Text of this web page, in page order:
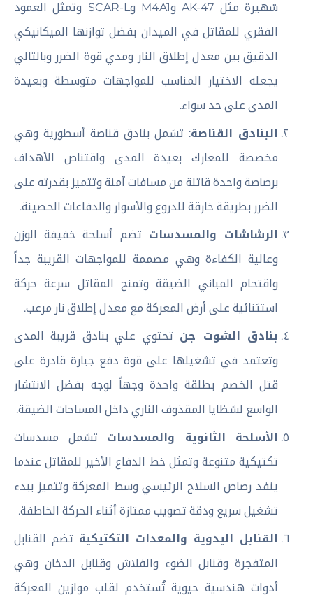
شهيرة مثل AK-47 وM4A1 وSCAR-L وتمثل العمود
الفقري للمقاتل في الميدان بفضل توازنها الميكانيكي
الدقيق بين معدل إطلاق النار ومدي قوة الضرر وبالتالي
يجعله الاختيار المناسب للمواجهات متوسطة وبعيدة
المدى على حد سواء.
البنادق القناصة: تشمل بنادق قناصة أسطورية وهي
مخصصة للمعارك بعيدة المدى واقتناص الأهداف
برصاصة واحدة قاتلة من مسافات آمنة وتتميز بقدرته على
الضرر بطريقة خارقة للدروع والأسوار والدفاعات الحصينة.
الرشاشات والمسدسات تضم أسلحة خفيفة الوزن
وعالية الكفاءة وهي مصممة للمواجهات القريبة جداً
واقتحام المباني الضيقة وتمنح المقاتل سرعة حركة
استثنائية على أرض المعركة مع معدل إطلاق نار مرعب.
بنادق الشوت جن تحتوي علي بنادق قريبة المدى
وتعتمد في تشغيلها على قوة دفع جبارة قادرة على
قتل الخصم بطلقة واحدة وجهاً لوجه بفضل الانتشار
الواسع لشظايا المقذوف الناري داخل المساحات الضيقة.
الأسلحة الثانوية والمسدسات تشمل مسدسات
تكتيكية متنوعة وتمثل خط الدفاع الأخير للمقاتل عندما
ينفد رصاص السلاح الرئيسي وسط المعركة وتتميز ببدء
تشغيل سريع ودقة تصويب ممتازة أثناء الحركة الخاطفة.
القنابل اليدوية والمعدات التكتيكية تضم القنابل
المتفجرة وقنابل الضوء والفلاش وقنابل الدخان وهي
أدوات هندسية حيوية تُستخدم لقلب موازين المعركة